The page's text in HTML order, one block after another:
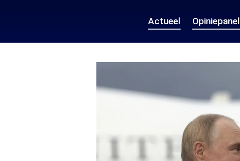
Actueel Opiniepanel